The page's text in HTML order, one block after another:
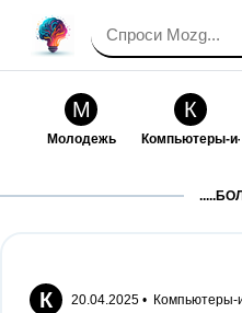
М
Молодежь
К
Компьютеры-
Философия-и-религия
К 20.04.2025 • Компьютеры-